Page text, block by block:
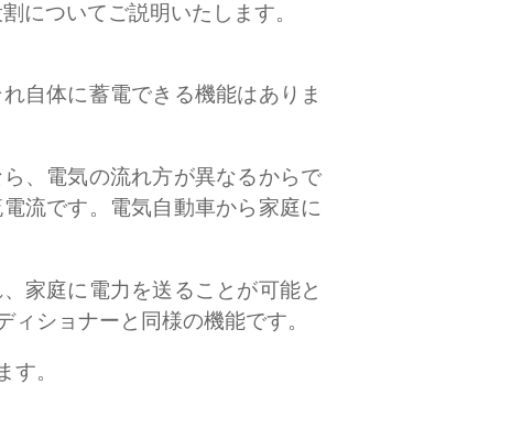
についてご説明いたします。
自体に蓄電できる機能はありま
、電気の流れ方が異なるからで
流です。電気自動車から家庭に
家庭に電力を送ることが可能と
ショナーと同様の機能です。
。